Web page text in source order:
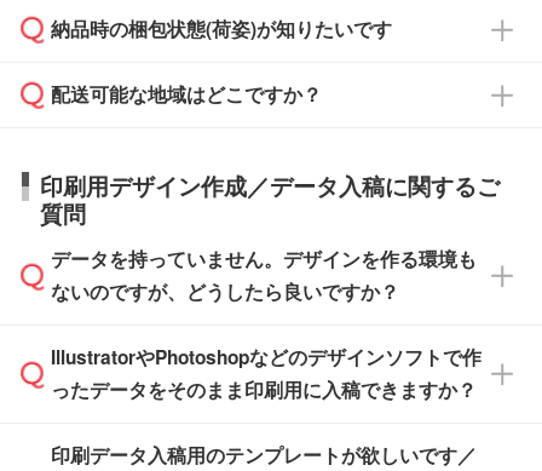
ご希望の際は担当スタッフまでお気軽にご相談
ください。
ご入金確認後、1～2営業日で出荷いたしま
タッフまでお問い合わせください。
ル」に注文予定日をご入力いただくと、おおよ
その締切日や出荷目安をご確認いただけます。
品が決まりましたらお早めのご発注をお願いい
たします。
※土日祝日を除く営業日換算です。
い。
応が可能かご案内いたします。
す。>>対象商品はこちら
※最短出荷日は商品によって異なります。各商
品ページにてご確認ください
ご入金確認後に在庫を確保し、注文確定のご連
はできかねますので予めご了承ください。
納品時の梱包状態(荷姿)が知りたいです
商品によって異なります。各ページにある商品
す。(白箱、化粧箱、ブリスターパックなど)
【袋入り】 商品がひとつずつ袋に入っていま
す。(透明袋、デザイン袋など)
【個包装なし】 個包装がされていない状態で
※化粧箱から白箱への入れ替えや、オリジナル
箱の作成は原則承っておりません。
配送可能な地域はどこですか？
日本全国へお届けが可能です。なお、海外への
直接納品は行っておりませんので予めご了承く
ださい。
印刷用デザイン作成／データ入稿に関するご
質問
データを持っていません。デザインを作る環境も
ないのですが、どうしたら良いですか？
無料の「デザインシミュレーター」を使えば、
PCやスマホから簡単にデザインを作成できま
ザインソフトがなくても安心です。
IllustratorやPhotoshopなどのデザインソフトで作
ったデータをそのまま印刷用に入稿できますか？
IllustratorやPhotoshop、CLIP STUDIOなどのデ
印刷データ入稿用のテンプレートが欲しいです／